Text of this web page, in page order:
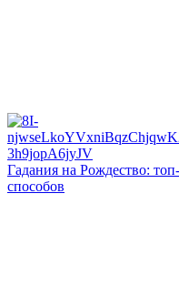
Гадания на Рождество:
способов